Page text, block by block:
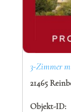
3-Zimmer
21465
Objekt-ID: